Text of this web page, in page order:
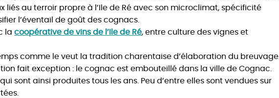
liés au terroir propre à l’Ile de Ré avec son microclimat, spécificité
l’éventail de goût des cognacs.
la coopérative de vins de l’Ile de Ré, entre culture des vignes et
comme le veut la tradition charentaise d’élaboration du breuvage.
fait exception : le cognac est embouteillé dans la ville de Cognac.
qui sont ainsi produites tous les ans. Peu d’entre elles sont vendues sur